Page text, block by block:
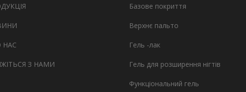
НАС
З НАМИ
Базове покриття
Верхнє пальто
Гель -лак
Гель для розширення нігтів
Функціональний гель